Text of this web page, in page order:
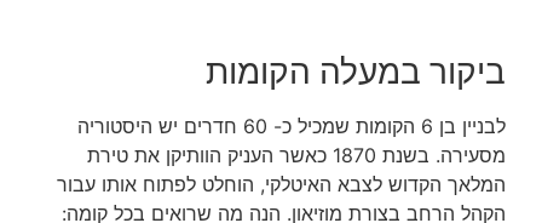
ביקור במעלה הקומות
לבניין בן 6 הקומות שמכיל כ- 60 חדרים יש היסטוריה
מסעירה. בשנת 1870 כאשר העניק הוותיקן את טירת
המלאך הקדוש לצבא האיטלקי, הוחלט לפתוח אותו עבור
הקהל הרחב בצורת מוזיאון. הנה מה שרואים בכל קומה: